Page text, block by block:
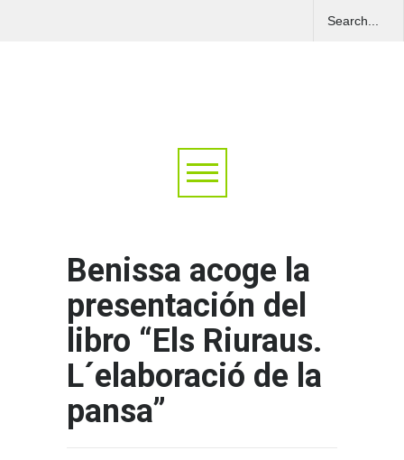
Benissa acoge la
presentación del
libro “Els Riuraus.
L´elaboració de la
pansa”